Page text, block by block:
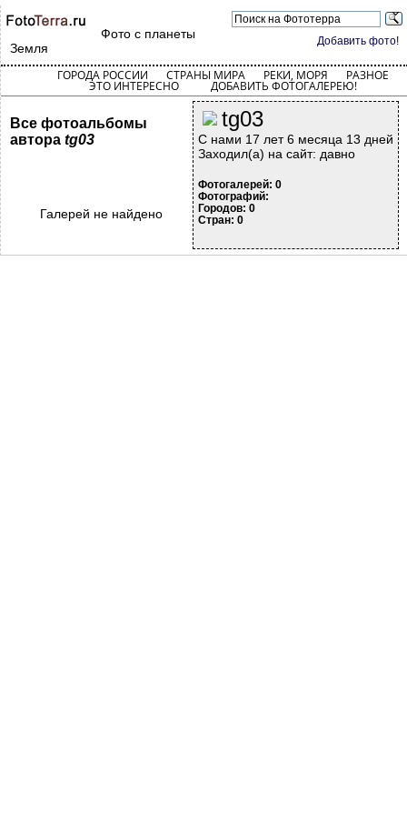
Добавить фото!
Фото с планеты
Земля
ГОРОДА РОССИИ СТРАНЫ МИРА РЕКИ, МОРЯ РАЗНОЕ
ЭТО ИНТЕРЕСНО ДОБАВИТЬ ФОТОГАЛЕРЕЮ!
tg03
С нами 17 лет 6 месяца 13 дней
Заходил(а) на сайт: давно
Фотогалерей: 0
Фотографий:
Городов: 0
Стран: 0
Все фотоальбомы
автора tg03
Галерей не найдено